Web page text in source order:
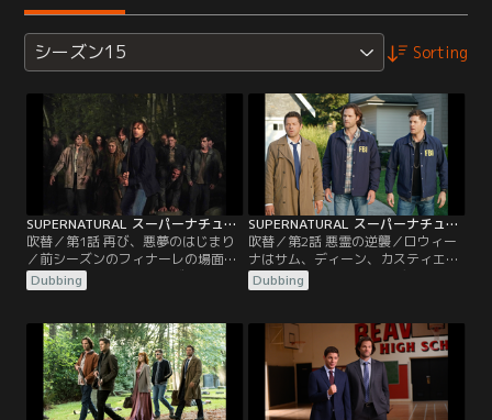
シーズン15 Sorting
SUPERNATURAL スーパーナチュラル シーズン15 第01話／吹替
吹替／第1話 再び、悪夢のはじまり
／前シーズンのフィナーレの場面に
続き、ファイナル・シーズンの幕が
上がる。地獄から解放され、地上の
の命を狙う。この危険な状況を救え
るのは、サム、ディーン、カスティ
エルだけだ。
Dubbing
SUPERNATURAL スーパーナチュラル シーズン15 第02話／吹替
吹替／第2話 悪霊の逆襲／ロウィー
ナはサム、ディーン、カスティエル
のもとを訪れる。サム、ディーン、
カスティエルは邪悪な魂を寄せ付け
すると、意外にもケッチが兄弟たち
に手を差し伸べる。
Dubbing